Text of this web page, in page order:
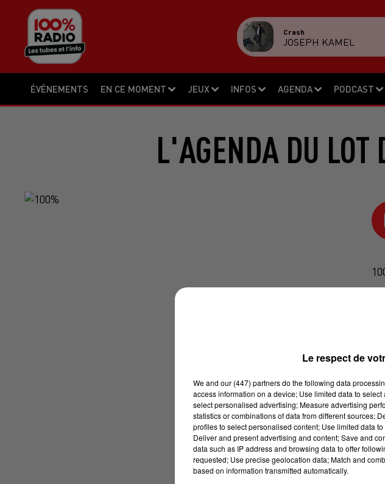
ÉVÉNEMENTS EN CE MOMENT JEUX INFOS AGENDA PODCAST
Crash
JOSEPH KAMEL
L'AGENDA DU
Le respect de
We and our (447) partnersdo the following data
access information on a device; Use limited data to
select personalised advertising; Measure advertising
statistics or combinations of data from different sources;
profiles to select personalised content; Use limited data
Deliver and present advertising and content; Save and
data such as IP address and browsing data to offer
requested; Use precise geolocation data; Match and
based on information transmitted automatically.